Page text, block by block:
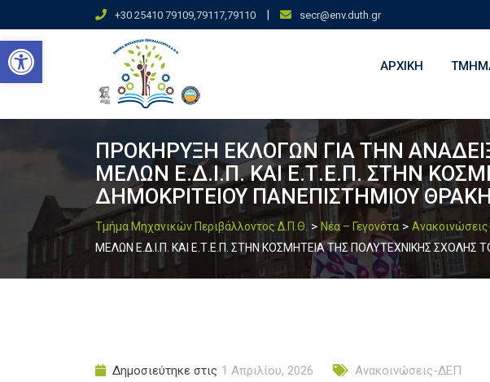
Ανοίξτε τη γραμμή εργαλείων
to
content
+30 25410 79109,79117,79110 | secr@env.duth.gr
ΑΡΧΙΚΉ
ΠΡΟΚΗΡΥΞΗ ΕΚΛΟΓΩΝ ΓΙΑ ΤΗΝ
ΜΕΛΩΝ Ε.Δ.Ι.Π. ΚΑΙ Ε.Τ.Ε.Π. ΣΤΗΝ
ΔΗΜΟΚΡΙΤΕΙΟΥ ΠΑΝΕΠΙΣΤΗΜΙΟΥ
Τμήμα Μηχανικών Περιβάλλοντος Δ.Π.Θ. > Νέα – Γεγονότα >
ΜΕΛΩΝ Ε.Δ.Ι.Π. ΚΑΙ Ε.Τ.Ε.Π. ΣΤΗΝ ΚΟΣΜΗΤΕΙΑ ΤΗΣ ΠΟΛΥΤΕΧΝΙΚΗΣ
Δημοσιεύτηκε στις 1 Απριλίου, 2026 Ανακοινώσεις-ΔΕΠ